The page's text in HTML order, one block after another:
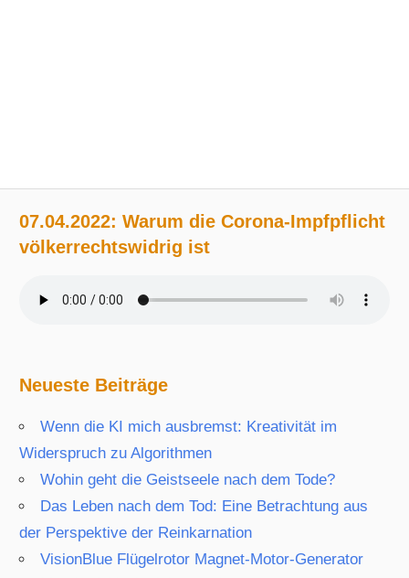
07.04.2022: Warum die Corona-Impfpflicht
völkerrechtswidrig ist
Neueste Beiträge
Wenn die KI mich ausbremst: Kreativität im
Widerspruch zu Algorithmen
Wohin geht die Geistseele nach dem Tode?
Das Leben nach dem Tod: Eine Betrachtung aus
der Perspektive der Reinkarnation
VisionBlue Flügelrotor Magnet-Motor-Generator